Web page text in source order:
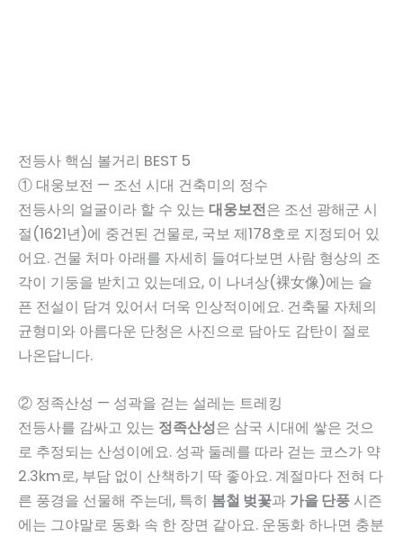
전등사 핵심 볼거리 BEST 5
① 대웅보전 — 조선 시대 건축미의 정수
전등사의 얼굴이라 할 수 있는 대웅보전은 조선 광해군 시
절(1621년)에 중건된 건물로, 국보 제178호로 지정되어 있
어요. 건물 처마 아래를 자세히 들여다보면 사람 형상의 조
각이 기둥을 받치고 있는데요, 이 나녀상(裸女像)에는 슬
픈 전설이 담겨 있어서 더욱 인상적이에요. 건축물 자체의
균형미와 아름다운 단청은 사진으로 담아도 감탄이 절로
나온답니다.
② 정족산성 — 성곽을 걷는 설레는 트레킹
전등사를 감싸고 있는 정족산성은 삼국 시대에 쌓은 것으
로 추정되는 산성이에요. 성곽 둘레를 따라 걷는 코스가 약
2.3km로, 부담 없이 산책하기 딱 좋아요. 계절마다 전혀 다
른 풍경을 선물해 주는데, 특히 봄철 벚꽃과 가을 단풍 시즌
에는 그야말로 동화 속 한 장면 같아요. 운동화 하나면 충분